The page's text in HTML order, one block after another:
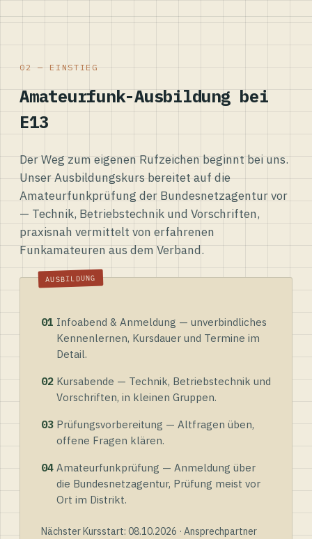
02 — EINSTIEG
Amateurfunk-Ausbildung bei
E13
Der Weg zum eigenen Rufzeichen beginnt bei uns.
Unser Ausbildungskurs bereitet auf die
Amateurfunkprüfung der Bundesnetzagentur vor
— Technik, Betriebstechnik und Vorschriften,
praxisnah vermittelt von erfahrenen
Funkamateuren aus dem Verband.
01 Infoabend & Anmeldung — unverbindliches
Kennenlernen, Kursdauer und Termine im
Detail.
02 Kursabende — Technik, Betriebstechnik und
Vorschriften, in kleinen Gruppen.
03 Prüfungsvorbereitung — Altfragen üben,
offene Fragen klären.
04 Amateurfunkprüfung — Anmeldung über
die Bundesnetzagentur, Prüfung meist vor
Ort im Distrikt.
Nächster Kursstart: 08.10.2026 · Ansprechpartner